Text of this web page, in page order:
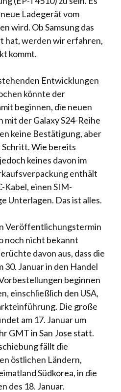
Ladegerät vom
wird. Ob Samsung das
hat, werden wir erfahren,
kommt.
Entwicklungen
könnte der
beginnen, die neuen
mit der Galaxy S24-Reihe
keine Bestätigung, aber
Schritt. Wie bereits
keines davon im
enthält
Kabel, einen SIM-
Unterlagen. Das ist alles.
Veröffentlichungstermin
noch nicht bekannt
davon aus, dass die
Januar in den Handel
beginnen
einschließlich den USA,
Die große
am 17. Januar um
GMT in San Jose statt.
fällt die
östlichen Ländern,
Südkorea, in die
des 18. Januar.